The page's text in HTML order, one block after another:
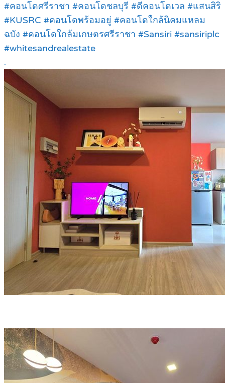
#คอนโดศรีราชา #คอนโดชลบุรี #ดีคอนโดเวล #แสนสิริ
#KUSRC #คอนโดพร้อมอยู่ #คอนโดใกล้นิคมแหลม
ฉบัง #คอนโดใกล้มเกษตรศรีราชา #Sansiri #sansiriplc
#whitesandrealestate
.